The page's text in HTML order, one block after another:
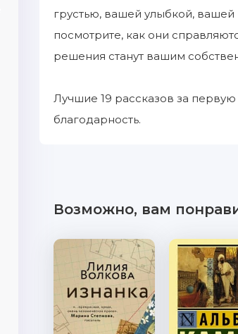
грустью, вашей улыбкой,
посмотрите, как они
решения станут вашим
Лучшие 19 рассказов за первую
благодарность.
Возможно, вам